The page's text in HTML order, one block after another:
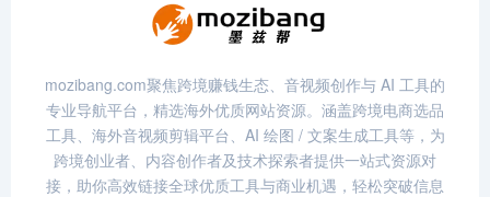
mozibang.com聚焦跨境赚钱生态、音视频创作与 AI 工具的
专业导航平台，精选海外优质网站资源。涵盖跨境电商选品
工具、海外音视频剪辑平台、AI 绘图 / 文案生成工具等，为
跨境创业者、内容创作者及技术探索者提供一站式资源对
接，助你高效链接全球优质工具与商业机遇，轻松突破信息